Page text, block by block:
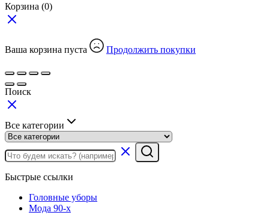
Корзина (0)
Ваша корзина пуста Продолжить покупки
Поиск
Все категории
Быстрые ссылки
Головные уборы
Мода 90-х